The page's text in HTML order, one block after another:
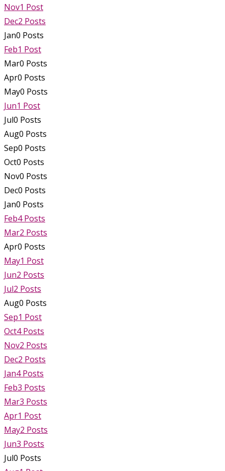
Nov1 Post
Dec2 Posts
Jan0 Posts
Feb1 Post
Mar0 Posts
Apr0 Posts
May0 Posts
Jun1 Post
Jul0 Posts
Aug0 Posts
Sep0 Posts
Oct0 Posts
Nov0 Posts
Dec0 Posts
Jan0 Posts
Feb4 Posts
Mar2 Posts
Apr0 Posts
May1 Post
Jun2 Posts
Jul2 Posts
Aug0 Posts
Sep1 Post
Oct4 Posts
Nov2 Posts
Dec2 Posts
Jan4 Posts
Feb3 Posts
Mar3 Posts
Apr1 Post
May2 Posts
Jun3 Posts
Jul0 Posts